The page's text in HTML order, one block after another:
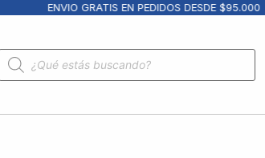
ENVIO GRATIS EN PEDIDOS DESDE $95.000